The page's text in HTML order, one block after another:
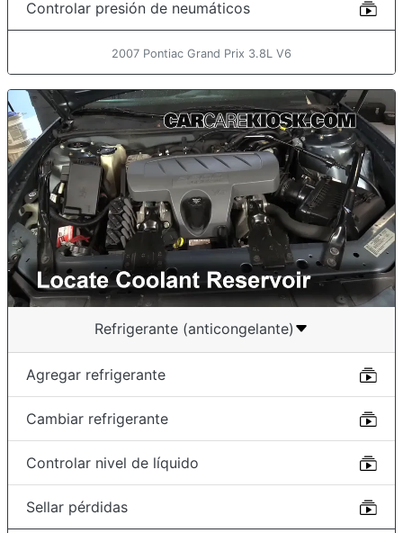
Controlar presión de neumáticos
2007 Pontiac Grand Prix 3.8L V6
Refrigerante (anticongelante)
Agregar refrigerante
Cambiar refrigerante
Controlar nivel de líquido
Sellar pérdidas